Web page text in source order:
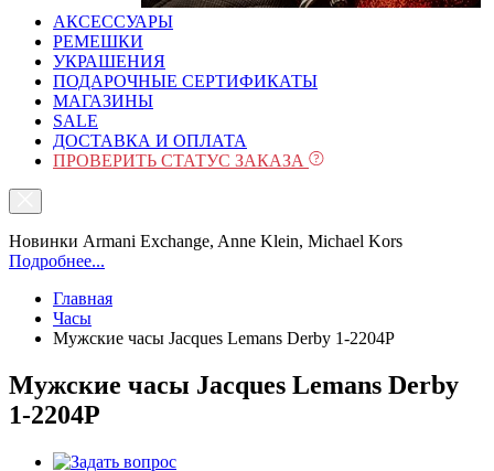
АКСЕССУАРЫ
РЕМЕШКИ
УКРАШЕНИЯ
ПОДАРОЧНЫЕ СЕРТИФИКАТЫ
МАГАЗИНЫ
SALE
ДОСТАВКА И ОПЛАТА
ПРОВЕРИТЬ СТАТУС ЗАКАЗА
Новинки Armani Exchange, Anne Klein, Michael Kors
Подробнее...
Главная
Часы
Мужские часы Jacques Lemans Derby 1-2204P
Мужские часы Jacques Lemans Derby
1-2204P